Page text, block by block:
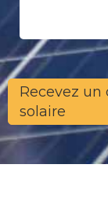
Recevez
solaire